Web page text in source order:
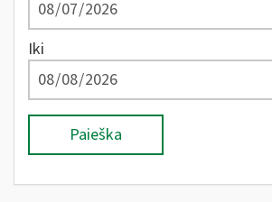
Iki
Paieška